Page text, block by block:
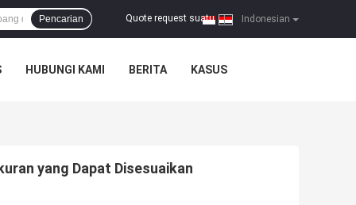
Indonesian
Quote request suatu |
Pencarian
HUBUNGI KAMI BERITA KASUS
yang Dapat Disesuaikan